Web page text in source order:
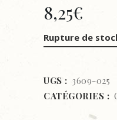
8,25€
Rupture de
UGS : 3609-025
CATÉGORIES :